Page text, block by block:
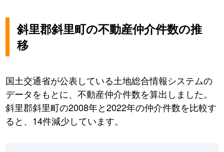
斜里郡斜里町の不動産仲介件数の推
移
国土交通省が公表している土地総合情報システムの
データをもとに、不動産仲介件数を算出しました。
斜里郡斜里町の2008年と2022年の仲介件数を比較す
ると、14件減少しています。